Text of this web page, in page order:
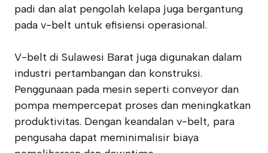
padi dan alat pengolah kelapa juga bergantung
pada v-belt untuk efisiensi operasional.
V-belt di Sulawesi Barat juga digunakan dalam
industri pertambangan dan konstruksi.
Penggunaan pada mesin seperti conveyor dan
pompa mempercepat proses dan meningkatkan
produktivitas. Dengan keandalan v-belt, para
pengusaha dapat meminimalisir biaya